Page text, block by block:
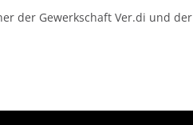
der Gewerkschaft Ver.di und der